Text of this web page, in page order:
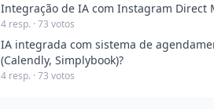
Integração de IA com Instagram Direct
4 resp. · 73 votos
IA integrada com sistema de
(Calendly, Simplybook)?
4 resp. · 73 votos